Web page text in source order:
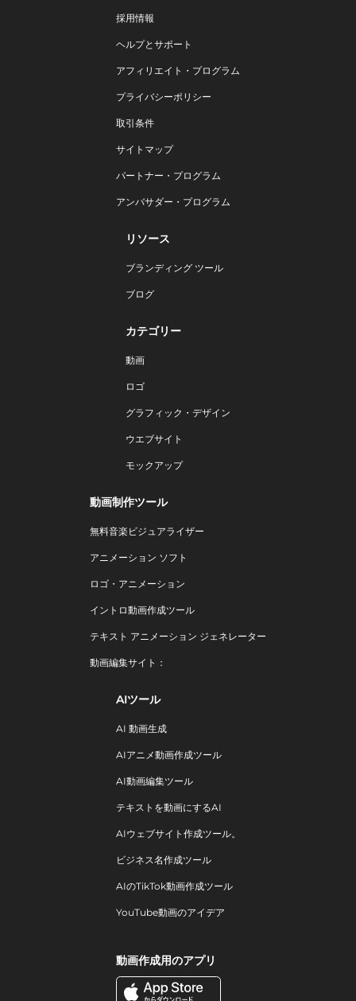
採用情報
ヘルプとサポート
アフィリエイト・プログラム
プライバシーポリシー
取引条件
サイトマップ
パートナー・プログラム
アンバサダー・プログラム
リソース
ブランディング ツール
ブログ
カテゴリー
動画
ロゴ
グラフィック・デザイン
ウエブサイト
モックアップ
動画制作ツール
無料音楽ビジュアライザー
アニメーション ソフト
ロゴ・アニメーション
イントロ動画作成ツール
テキスト アニメーション ジェネレーター
動画編集サイト：
AIツール
AI 動画生成
AIアニメ動画作成ツール
AI動画編集ツール
テキストを動画にするAI
AIウェブサイト作成ツール。
ビジネス名作成ツール
AIのTikTok動画作成ツール
YouTube動画のアイデア
動画作成用のアプリ